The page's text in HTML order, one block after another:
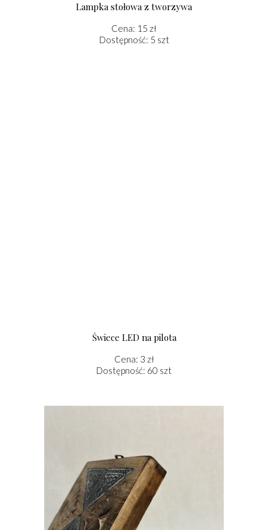
Cena: 3 zł
Dostępność: 60 szt
Świece LED na pilota
Cena: 15 zł
Dostępność: 5 szt
Lampka stołowa z tworzywa